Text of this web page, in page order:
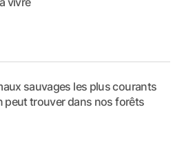
sauvages les plus courants
peut trouver dans nos forêts